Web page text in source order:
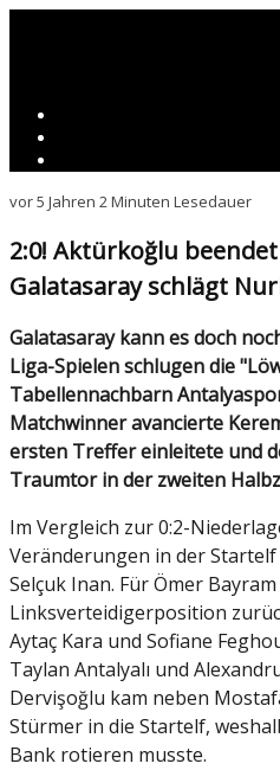
vor 5 Jahren 2 Minuten Lesedauer
2:0! Aktürkoğlu beendet
Galatasaray schlägt
Galatasaray kann es doch noch! Nach sieben sieglosen
Liga-Spielen schlugen die
Tabellennachbarn
Matchwinner avancierte
ersten Treffer einleitete und
Traumtor in der zweiten
Im Vergleich zur 0:2-
Veränderungen in der
Selçuk Inan. Für Ömer
Linksverteidigerposition
Aytaç Kara und Sofiane
Taylan Antalyalı und
Dervişoğlu kam neben
Stürmer in die Startelf,
Bank rotieren musste.